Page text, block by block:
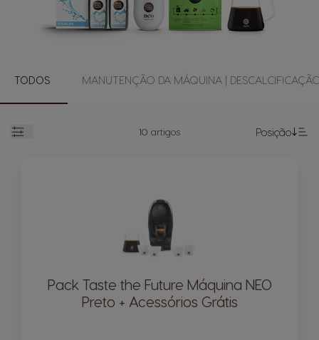
TODOS MANUTENÇÃO DA MÁQUINA |
10 artigos
Posição
Pack Taste the Future Máquina NEO
Preto + Acessórios Grátis